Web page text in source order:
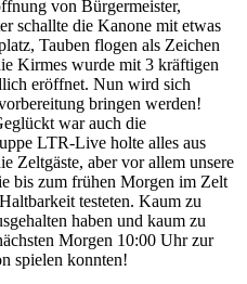
von Bürgermeister,
schallte die Kanone mit etwas
Tauben flogen als Zeichen
Kirmes wurde mit 3 kräftigen
eröffnet. Nun wird sich
bringen werden!
war auch die
LTR-Live holte alles aus
Zeltgäste, aber vor allem unsere
bis zum frühen Morgen im Zelt
testeten. Kaum zu
haben und kaum zu
Morgen 10:00 Uhr zur
spielen konnten!